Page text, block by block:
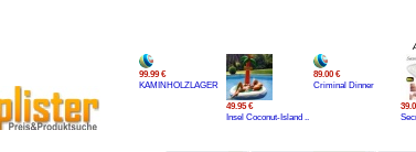
99.99 €
KAMINHOLZLAGER
49.95 €
Insel Coconut-Island ..
89.00 €
Criminal Dinner